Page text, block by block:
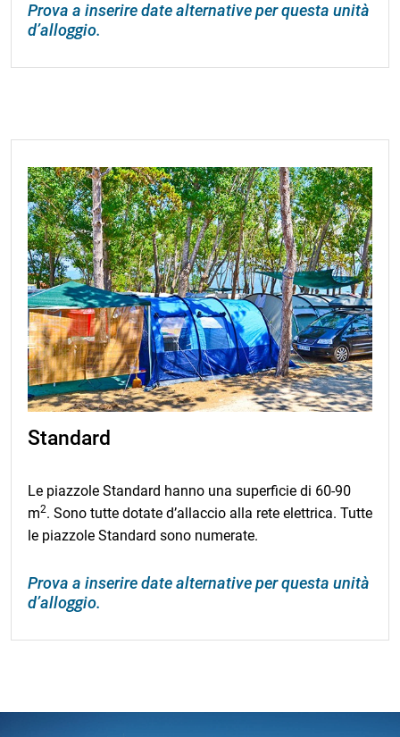
Prova a inserire date alternative per questa unità
d’alloggio.
Standard
Le piazzole Standard hanno una superficie di 60-90
m2. Sono tutte dotate d’allaccio alla rete elettrica. Tutte
le piazzole Standard sono numerate.
Prova a inserire date alternative per questa unità
d’alloggio.